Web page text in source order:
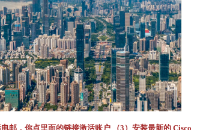
邮，你点里面的链接激活账户 （3）安装最新的 Cisco